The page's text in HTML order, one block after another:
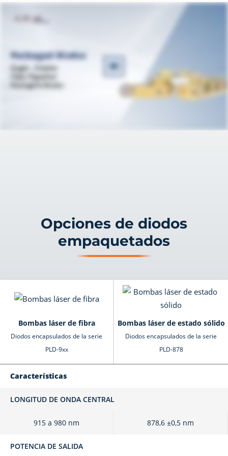
Opciones de diodos
empaquetados
Bombas láser de fibra Bombas láser de estado sólido
Diodos encapsulados de la serie
PLD-9xx
Diodos encapsulados de la serie
PLD-878
Características
LONGITUD DE ONDA CENTRAL
915 a 980 nm 878,6 ±0,5 nm
POTENCIA DE SALIDA